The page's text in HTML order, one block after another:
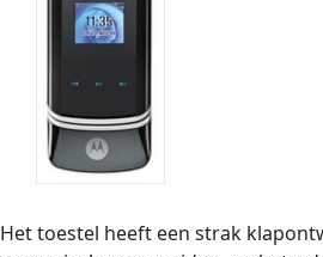
Het toestel heeft een strak